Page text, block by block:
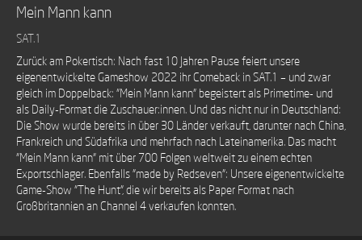
Mein Mann kann
SAT.1
Zurück am Pokertisch: Nach fast 10 Jahren Pause feiert unsere
eigenentwickelte Gameshow 2022 ihr Comeback in SAT.1 – und zwar
gleich im Doppelback: "Mein Mann kann" begeistert als Primetime- und
als Daily-Format die Zuschauer:innen. Und das nicht nur in Deutschland:
Die Show wurde bereits in über 30 Länder verkauft, darunter nach China,
Frankreich und Südafrika und mehrfach nach Lateinamerika. Das macht
"Mein Mann kann" mit über 700 Folgen weltweit zu einem echten
Exportschlager. Ebenfalls "made by Redseven": Unsere eigenentwickelte
Game-Show "The Hunt", die wir bereits als Paper Format nach
Großbritannien an Channel 4 verkaufen konnten.